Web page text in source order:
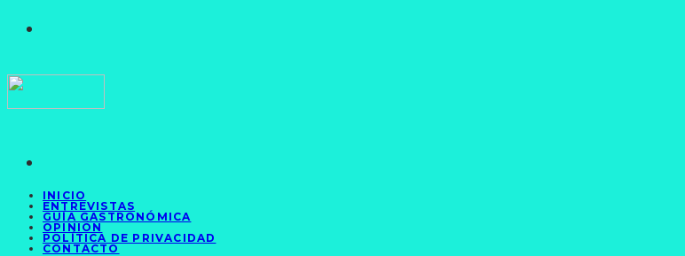
INICIO
ENTREVISTAS
GUÍA GASTRONÓMICA
OPINIÓN
POLÍTICA DE PRIVACIDAD
CONTACTO